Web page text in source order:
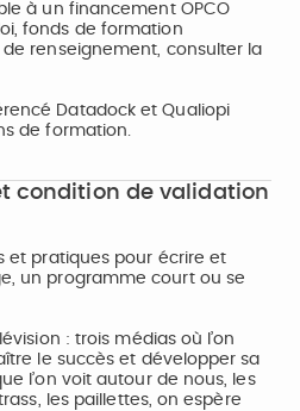
à un financement OPCO
fonds de formation
renseignement, consulter la
Datadock et Qualiopi
de formation.
condition de validation
et pratiques pour écrire et
un programme court ou se
: trois médias où l’on
le succès et développer sa
l’on voit autour de nous, les
les paillettes, on espère